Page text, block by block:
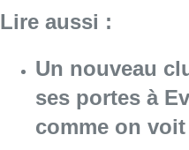
Lire aussi :
Un nouveau
ses portes à
comme on voit